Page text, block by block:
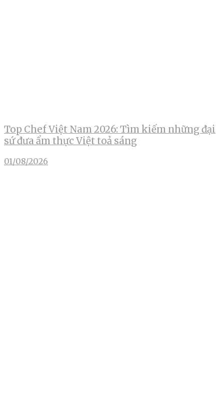
Top Chef Việt Nam 2026: Tìm kiếm những đại
sứ đưa ẩm thực Việt toả sáng
01/08/2026